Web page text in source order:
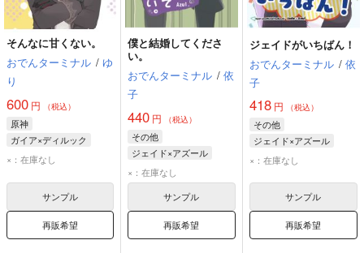
そんなに甘くない。
おでんターミナル / ゆ
り
600 円 （税込）
原神
ガイア×ディルック
ガイア
ディルック
×：在庫なし
サンプル
再販希望
僕と結婚してくださ
い。
おでんターミナル / 依
子
440 円 （税込）
その他
ジェイド×アズール
ジェイド・リーチ
×：在庫なし
サンプル
再販希望
ジェイドがいちばん！
おでんターミナル / 依
子
418円 （税込）
その他
ジェイド×アズール
ジェイド・リーチ
×：在庫なし
サンプル
再販希望